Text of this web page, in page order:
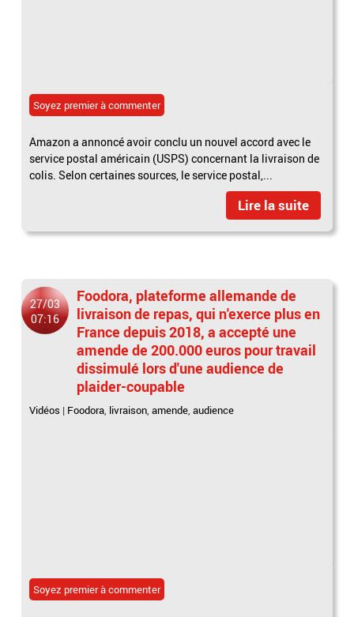
Soyez premier à commenter
Amazon a annoncé avoir conclu un nouvel accord avec le
service postal américain (USPS) concernant la livraison de
colis. Selon certaines sources, le service postal,...
Lire la suite
27/03
07:16
Foodora, plateforme allemande de
livraison de repas, qui n'exerce plus en
France depuis 2018, a accepté une
amende de 200.000 euros pour travail
dissimulé lors d'une audience de
plaider-coupable
Vidéos | Foodora, livraison,amende,audience
Soyez premier à commenter